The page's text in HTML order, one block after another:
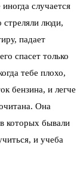
случается
стреляли люди,
падает
спасет только
тебе плохо,
бензина, и легче
Она
которых бывали
и учеба